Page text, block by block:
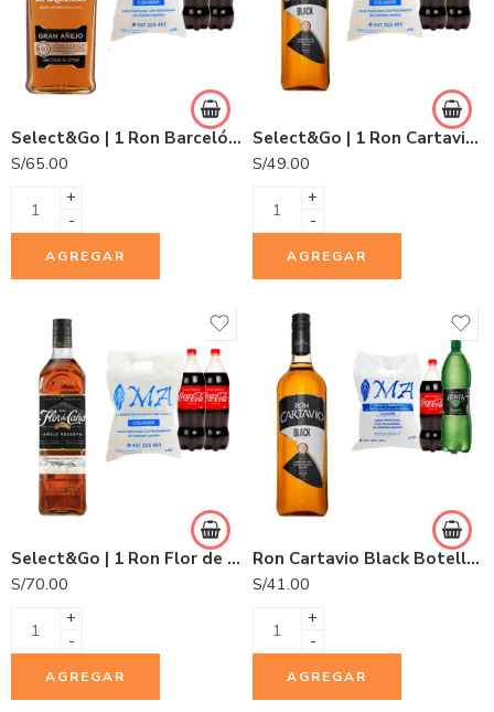
Select&Go | 1 Ron Barceló Gran Añejo 750ml + 2 Gaseosas Coca Cola 1.5L + 1 Hielo COLDGEM 3.0Kg.
S/65.00
+
-
AGREGAR
Select&Go | 1 Ron Cartavio Black Botella 1L + 2 Gaseosas Coca Cola 1.5L + 1 Hielo COLDGEM 3.0Kg.
S/49.00
+
-
AGREGAR
Select&Go | 1 Ron Flor de Caña 5 años 750ml + 2 Gaseosas Coca Cola 1.5L + 1 Hielo COLDGEM 3.0Kg.
S/70.00
+
-
AGREGAR
Ron Cartavio Black Botella 1L
S/41.00
+
-
AGREGAR